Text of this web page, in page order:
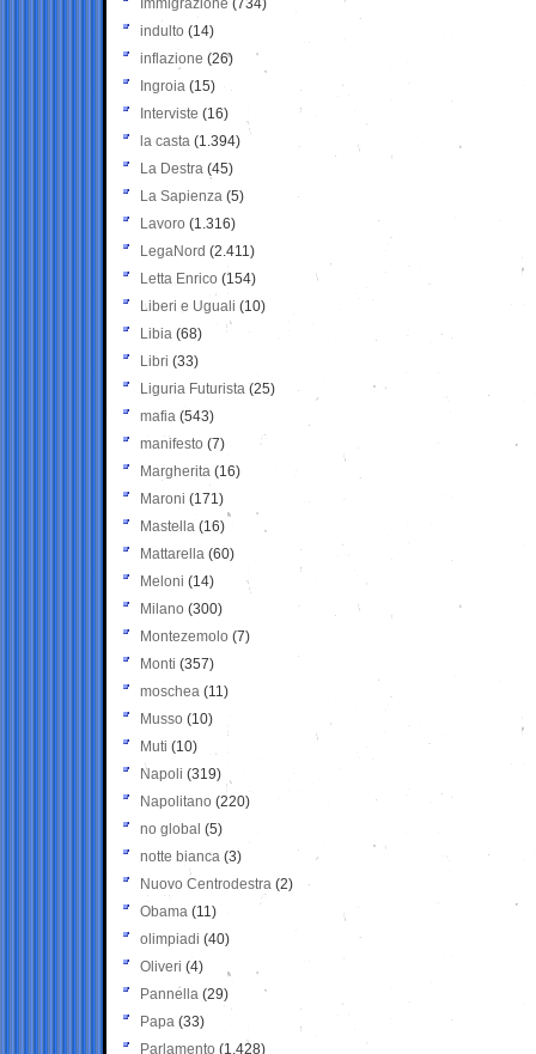
Immigrazione (734)
indulto (14)
inflazione (26)
Ingroia (15)
Interviste (16)
la casta (1.394)
La Destra (45)
La Sapienza (5)
Lavoro (1.316)
LegaNord (2.411)
Letta Enrico (154)
Liberi e Uguali (10)
Libia (68)
Libri (33)
Liguria Futurista (25)
mafia (543)
manifesto (7)
Margherita (16)
Maroni (171)
Mastella (16)
Mattarella (60)
Meloni (14)
Milano (300)
Montezemolo (7)
Monti (357)
moschea (11)
Musso (10)
Muti (10)
Napoli (319)
Napolitano (220)
no global (5)
notte bianca (3)
Nuovo Centrodestra (2)
Obama (11)
olimpiadi (40)
Oliveri (4)
Pannella (29)
Papa (33)
Parlamento (1.428)